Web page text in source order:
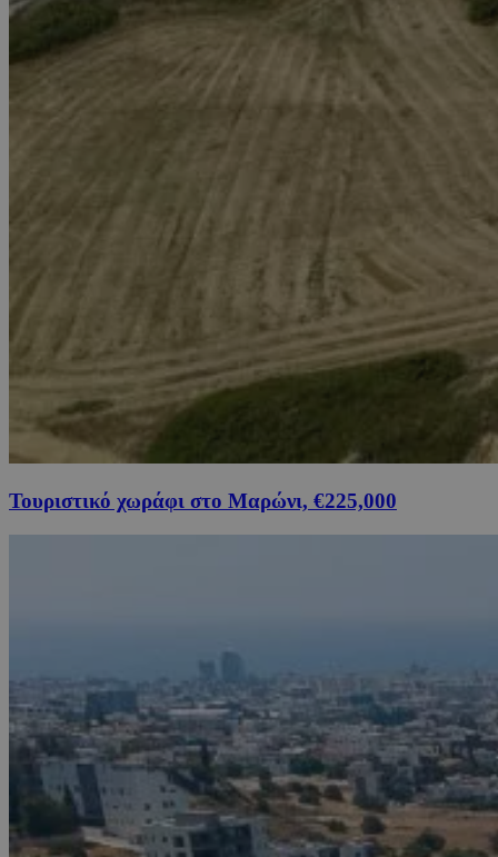
Τουριστικό χωράφι στο Μαρώνι, €225,000